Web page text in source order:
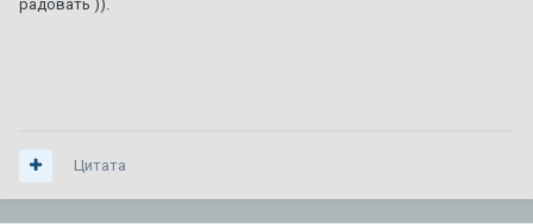
радовать )).
Цитата